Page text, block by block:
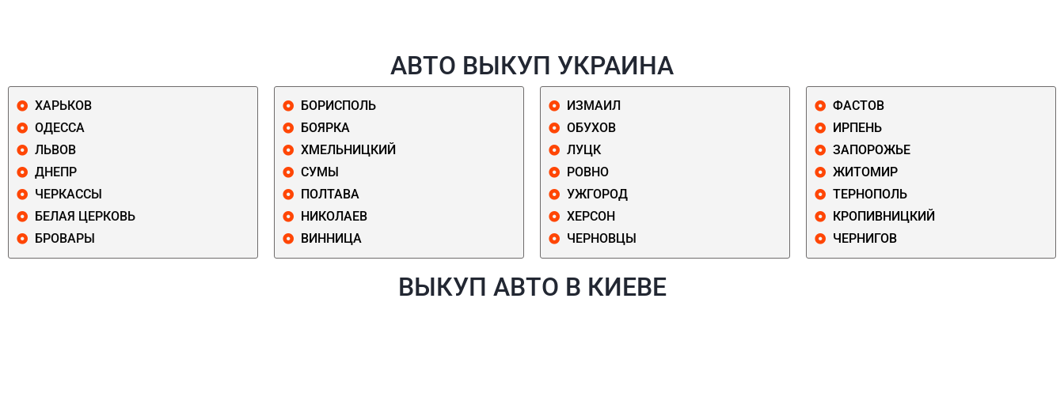
АВТО ВЫКУП УКРАИНА
ХАРЬКОВ
ОДЕССА
ЛЬВОВ
ДНЕПР
ЧЕРКАССЫ
БЕЛАЯ ЦЕРКОВЬ
БРОВАРЫ
БОРИСПОЛЬ
БОЯРКА
ХМЕЛЬНИЦКИЙ
СУМЫ
ПОЛТАВА
НИКОЛАЕВ
ВИННИЦА
ИЗМАИЛ
ОБУХОВ
ЛУЦК
РОВНО
УЖГОРОД
ХЕРСОН
ЧЕРНОВЦЫ
ФАСТОВ
ИРПЕНЬ
ЗАПОРОЖЬЕ
ЖИТОМИР
ТЕРНОПОЛЬ
КРОПИВНИЦКИЙ
ЧЕРНИГОВ
ВЫКУП АВТО В КИЕВЕ